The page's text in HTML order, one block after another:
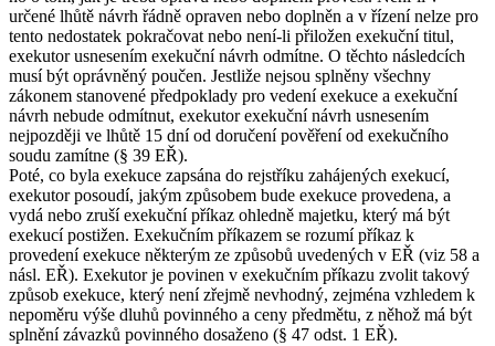
určené lhůtě návrh řádně opraven nebo doplněn a v řízení nelze pro
tento nedostatek pokračovat nebo není-li přiložen exekuční titul,
exekutor usnesením exekuční návrh odmítne. O těchto následcích
musí být oprávněný poučen. Jestliže nejsou splněny všechny
zákonem stanovené předpoklady pro vedení exekuce a exekuční
návrh nebude odmítnut, exekutor exekuční návrh usnesením
nejpozději ve lhůtě 15 dní od doručení pověření od exekučního
soudu zamítne (§ 39 EŘ).
Poté, co byla exekuce zapsána do rejstříku zahájených exekucí,
exekutor posoudí, jakým způsobem bude exekuce provedena, a
vydá nebo zruší exekuční příkaz ohledně majetku, který má být
exekucí postižen. Exekučním příkazem se rozumí příkaz k
provedení exekuce některým ze způsobů uvedených v EŘ (viz 58 a
násl. EŘ). Exekutor je povinen v exekučním příkazu zvolit takový
způsob exekuce, který není zřejmě nevhodný, zejména vzhledem k
nepoměru výše dluhů povinného a ceny předmětu, z něhož má být
splnění závazků povinného dosaženo (§ 47 odst. 1 EŘ).